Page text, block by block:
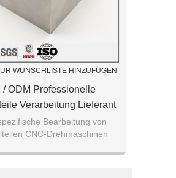
WUNSCHLISTE HINZUFÜGEN
/ ODM Professionelle
Verarbeitung Lieferant
Bearbeitung von
CNC-Drehmaschinen